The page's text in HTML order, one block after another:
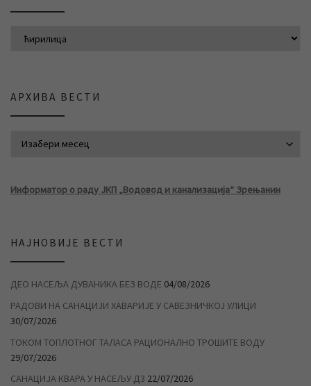
АРХИВА ВЕСТИ
Информатор о раду ЈКП „Водовод и канализација“ Зрењанин
НАЈНОВИЈЕ ВЕСТИ
ДЕО НАСЕЉА ДУВАНИКА БЕЗ ВОДЕ 04/08/2026
РАДОВИ НА САНАЦИЈИ ХАВАРИЈЕ У САВЕЗНИЧКОЈ УЛИЦИ
30/07/2026
ТОКОМ ТОПЛОТНОГ ТАЛАСА РАЦИОНАЛНО ТРОШИТЕ ВОДУ
29/07/2026
САНАЦИЈА КВАРА У НАСЕЉУ Д3 22/07/2026